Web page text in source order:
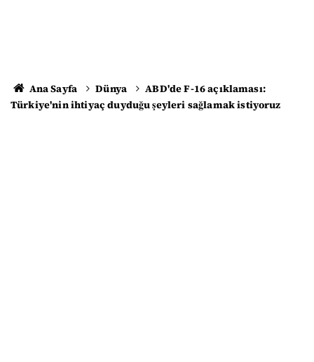
Ana Sayfa Dünya
ABD'de F-16 açıklaması:
Türkiye'nin ihtiyaç duyduğu şeyleri sağlamak istiyoruz